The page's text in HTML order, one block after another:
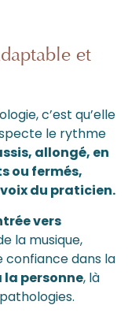
et
c’est qu’elle
le rythme
allongé, en
ou fermés,
du praticien.
vers
la musique,
confiance dans la
la personne, là